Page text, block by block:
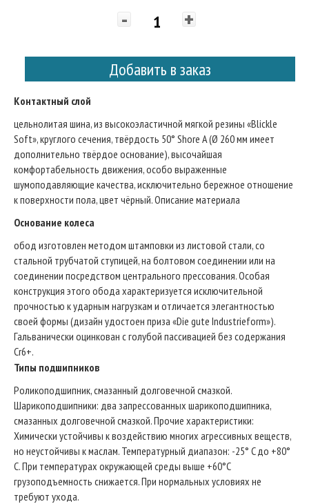
- +
Добавить в заказ
Контактный слой
цельнолитая шина, из высокоэластичной мягкой резины «Blickle
Soft», круглого сечения, твёрдость 50° Shore A (Ø 260 мм имеет
дополнительно твёрдое основание), высочайшая
комфортабельность движения, особо выраженные
шумоподавляющие качества, исключительно бережное отношение
к поверхности пола, цвет чёрный. Описание материала
Основание колеса
обод изготовлен методом штамповки из листовой стали, со
стальной трубчатой ступицей, на болтовом соединении или на
соединении посредством центрального прессования. Особая
конструкция этого обода характеризуется исключительной
прочностью к ударным нагрузкам и отличается элегантностью
своей формы (дизайн удостоен приза «Die gute Industrieform»).
Гальванически оцинкован с голубой пассивацией без содержания
Cr6+.
Типы подшипников
Роликоподшипник, смазанный долговечной смазкой.
Шарикоподшипники: два запрессованных шарикоподшипника,
смазанных долговечной смазкой. Прочие характеристики:
Химически устойчивы к воздействию многих агрессивных веществ,
но неустойчивы к маслам. Температурный диапазон: -25° C до +80°
C. При температурах окружающей среды выше +60°C
грузоподъемность снижается. При нормальных условиях не
требуют ухода.